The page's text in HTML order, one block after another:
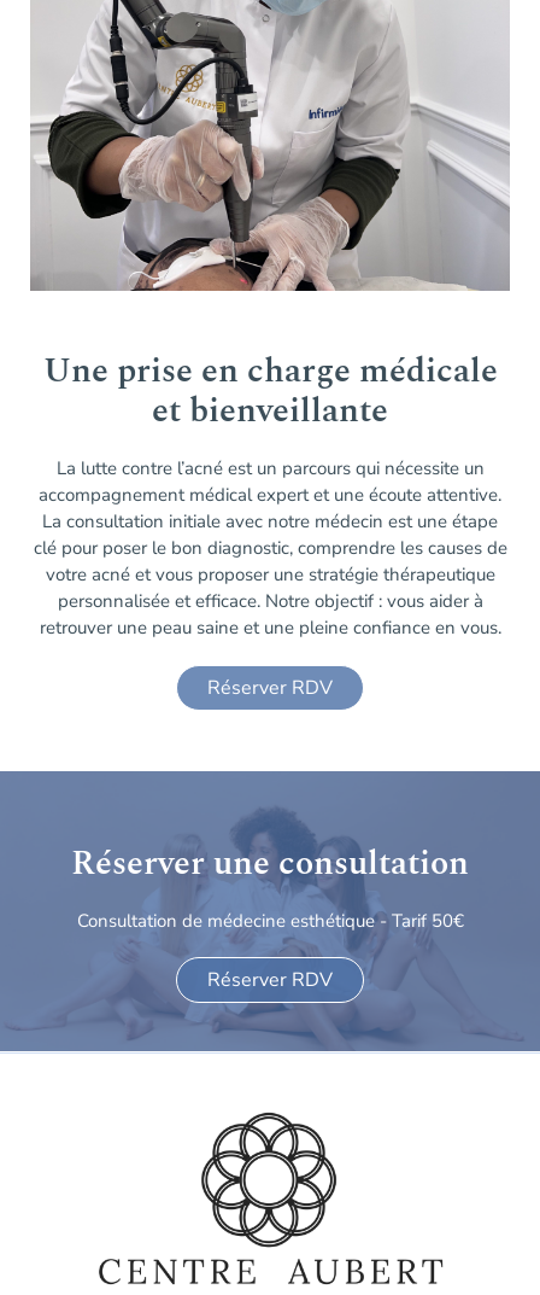
Une prise en charge médicale
et bienveillante
La lutte contre l’acné est un parcours qui nécessite un
accompagnement médical expert et une écoute attentive.
La consultation initiale avec notre médecin est une étape
clé pour poser le bon diagnostic, comprendre les causes de
votre acné et vous proposer une stratégie thérapeutique
personnalisée et efficace. Notre objectif : vous aider à
retrouver une peau saine et une pleine confiance en vous.
Réserver RDV
Réserver une consultation
Consultation de médecine esthétique - Tarif 50€
Réserver RDV